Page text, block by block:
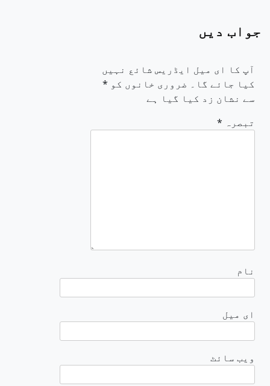
جواب دیں
آپ کا ای میل ایڈریس شائع نہیں
کیا جائے گا۔ ضروری خانوں کو *
سے نشان زد کیا گیا ہے
تبصرہ *
نام
ای میل
ویب‌ سائٹ